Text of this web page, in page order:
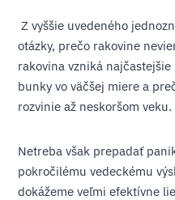
Z vyššie uvedeného
otázky, prečo rakovine
rakovina vzniká
bunky vo väčšej miere a
rozvinie až neskoršom veku.
Netreba však prepadať
pokročilému vedeckému
dokážeme veľmi efektívne